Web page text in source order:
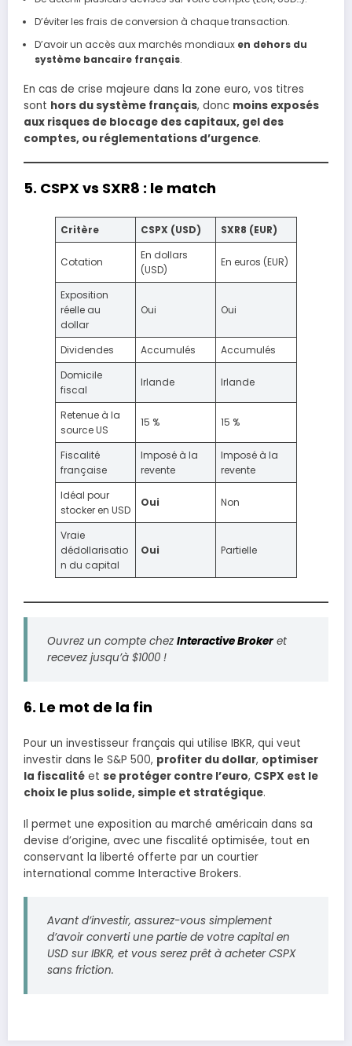
D’éviter les frais de conversion à chaque transaction.
D’avoir un accès aux marchés mondiaux en dehors du
système bancaire français.
En cas de crise majeure dans la zone euro, vos titres
sont hors du système français, donc moins exposés
aux risques de blocage des capitaux, gel des
comptes, ou réglementations d’urgence.
5. CSPX vs SXR8 : le match
Critère CSPX (USD) SXR8 (EUR)
Cotation
En dollars
(USD)
En euros (EUR)
Exposition
réelle au
dollar
Oui Oui
Dividendes Accumulés
Accumulés
Domicile
fiscal
Irlande Irlande
Retenue à la
source US
15 % 15 %
Fiscalité
française
Imposé à la
revente
Imposé à la
revente
Idéal pour
stocker en USD
Oui Non
Vraie
dédollarisatio
n du capital
Oui Partielle
Ouvrez un compte chez Interactive Broker et
recevez jusqu’à $1000 !
6. Le mot de la fin
Pour un investisseur français qui utilise IBKR, qui veut
investir dans le S&P 500, profiter du dollar, optimiser
la fiscalité et se protéger contre l’euro, CSPX est le
choix le plus solide, simple et stratégique.
Il permet une exposition au marché américain dans sa
devise d’origine, avec une fiscalité optimisée, tout en
conservant la liberté offerte par un courtier
international comme Interactive Brokers.
Avant d’investir, assurez-vous simplement
d’avoir converti une partie de votre capital en
USD sur IBKR, et vous serez prêt à acheter CSPX
sans friction.